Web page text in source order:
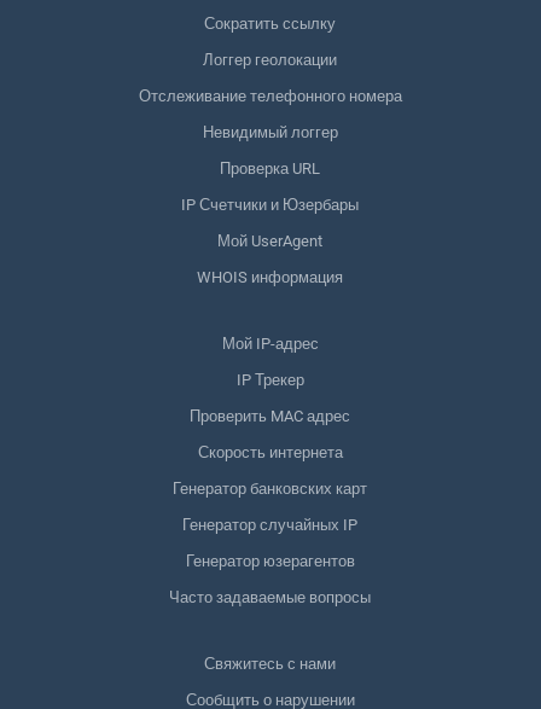
Сократить ссылку
Логгер геолокации
Отслеживание телефонного номера
Невидимый логгер
Проверка URL
IP Счетчики и Юзербары
Мой UserAgent
WHOIS информация
Мой IP-адрес
IP Трекер
Проверить MAC адрес
Скорость интернета
Генератор банковских карт
Генератор случайных IP
Генератор юзерагентов
Часто задаваемые вопросы
Свяжитесь с нами
Сообщить о нарушении